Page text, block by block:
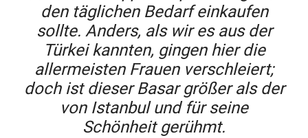
den täglichen Bedarf einkaufen
sollte. Anders, als wir es aus der
Türkei kannten, gingen hier die
allermeisten Frauen verschleiert;
doch ist dieser Basar größer als der
von Istanbul und für seine
Schönheit gerühmt.